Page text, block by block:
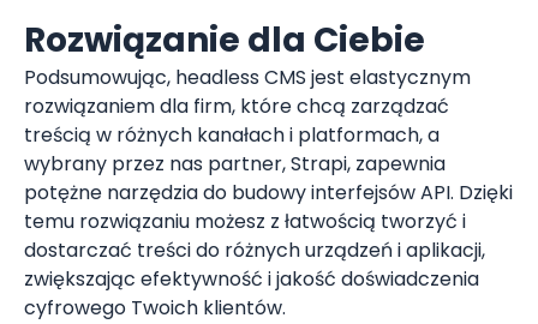
Rozwiązanie dla Ciebie
Podsumowując, headless CMS jest elastycznym
rozwiązaniem dla firm, które chcą zarządzać
treścią w różnych kanałach i platformach, a
wybrany przez nas partner, Strapi, zapewnia
potężne narzędzia do budowy interfejsów API. Dzięki
temu rozwiązaniu możesz z łatwością tworzyć i
dostarczać treści do różnych urządzeń i aplikacji,
zwiększając efektywność i jakość doświadczenia
cyfrowego Twoich klientów.